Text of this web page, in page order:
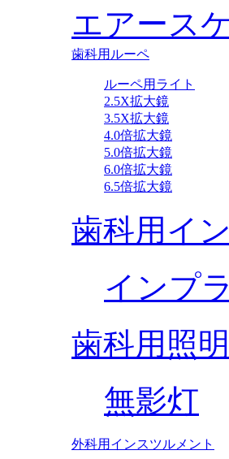
エアース
歯科用ルーペ
ルーペ用ライト
2.5X拡大鏡
3.5X拡大鏡
4.0倍拡大鏡
5.0倍拡大鏡
6.0倍拡大鏡
6.5倍拡大鏡
歯科用イ
インプ
歯科用照
無影灯
外科用インスツルメント